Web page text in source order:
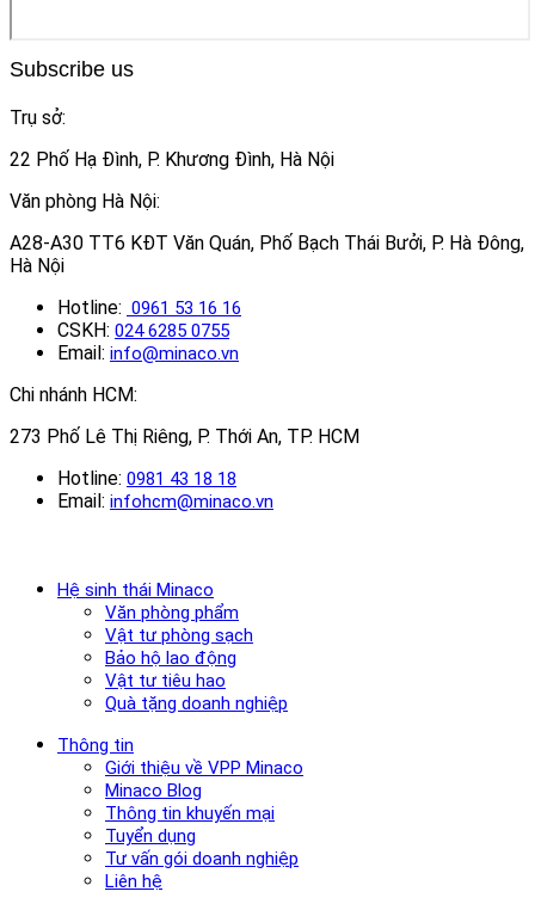
Subscribe us
Trụ sở:
22 Phố Hạ Đình, P. Khương Đình, Hà Nội
Văn phòng Hà Nội:
A28-A30 TT6 KĐT Văn Quán, Phố Bạch Thái Bưởi, P. Hà Đông,
Hà Nội
Hotline: 0961 53 16 16
CSKH: 024 6285 0755
Email: info@minaco.vn
Chi nhánh HCM:
273 Phố Lê Thị Riêng, P. Thới An, TP. HCM
Hotline: 0981 43 18 18
Email: infohcm@minaco.vn
Hệ sinh thái Minaco
Văn phòng phẩm
Vật tư phòng sạch
Bảo hộ lao động
Vật tư tiêu hao
Quà tặng doanh nghiệp
Thông tin
Giới thiệu về VPP Minaco
Minaco Blog
Thông tin khuyến mại
Tuyển dụng
Tư vấn gói doanh nghiệp
Liên hệ